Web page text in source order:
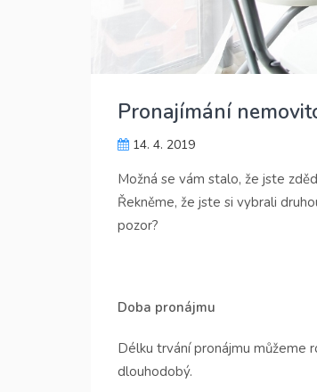
Pronajímání
14. 4. 2019
Možná se vám stalo, že jste
Řekněme, že jste si vybrali
pozor?
Doba pronájmu
Délku trvání pronájmu můžeme
dlouhodobý.